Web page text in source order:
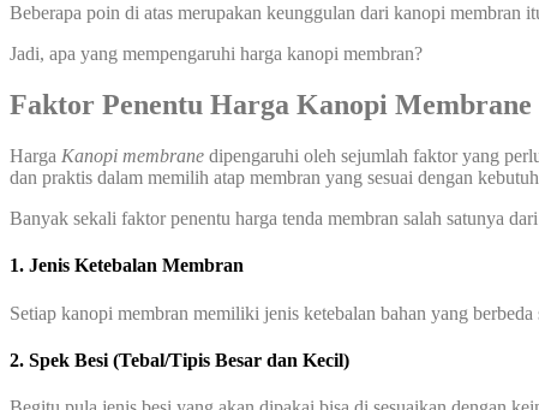
Beberapa poin di atas merupakan keunggulan dari kanopi membran
Jadi, apa yang mempengaruhi harga kanopi membran?
Faktor Penentu Harga Kanopi
Harga Kanopi membrane dipengaruhi oleh sejumlah faktor yang
dan praktis dalam memilih atap membran yang sesuai dengan
Banyak sekali faktor penentu harga tenda membran salah satunya
1. Jenis Ketebalan Membran
Setiap kanopi membran memiliki jenis ketebalan bahan yang
2. Spek Besi (Tebal/Tipis Besar dan Kecil)